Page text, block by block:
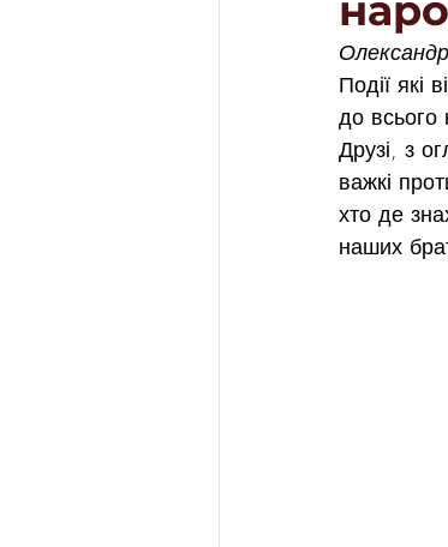
Події які
до всього
Друзі, з
важкі
хто де
наших